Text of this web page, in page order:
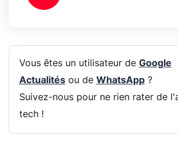
Vous êtes un utilisateur de Google
Actualitésou de WhatsApp?
Suivez-nous pour ne rien rater de
tech !